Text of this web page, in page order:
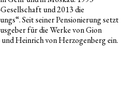
und 2013 die
Seit seiner Pensionierung setzt
für die Werke von Gion
Heinrich von Herzogenberg ein.